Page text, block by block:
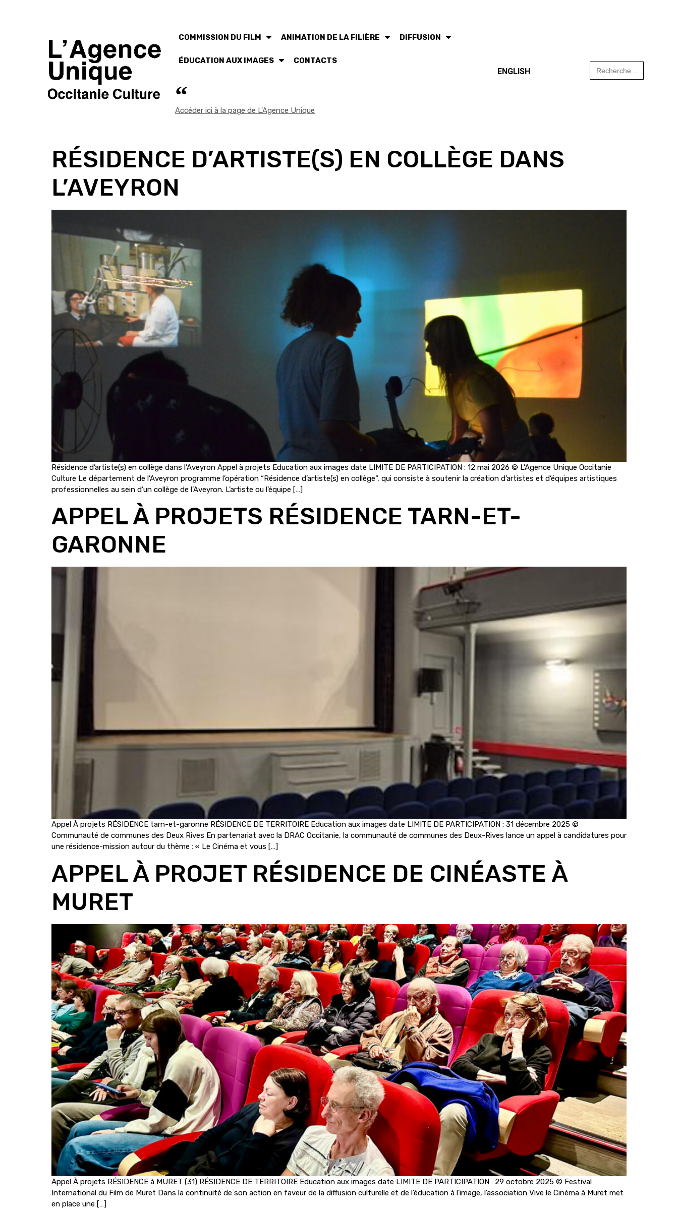
COMMISSION DU FILM ANIMATION DE LA FILIÈRE DIFFUSION
ÉDUCATION AUX IMAGES CONTACTS
Accéder ici à la page de L'Agence Unique
ENGLISH
Search
for:
RÉSIDENCE D’ARTISTE(S) EN COLLÈGE DANS
L’AVEYRON
Résidence d’artiste(s) en collège dans l’Aveyron Appel à projets Education aux images date LIMITE DE PARTICIPATION : 12 mai 2026 © L’Agence Unique Occitanie
Culture Le département de l’Aveyron programme l’opération “Résidence d’artiste(s) en collège“, qui consiste à soutenir la création d’artistes et d’équipes artistiques
professionnelles au sein d’un collège de l’Aveyron. L’artiste ou l’équipe […]
APPEL À PROJETS RÉSIDENCE TARN-ET-
GARONNE
Appel À projets RÉSIDENCE tarn-et-garonne RÉSIDENCE DE TERRITOIRE Education aux images date LIMITE DE PARTICIPATION : 31 décembre 2025 ©
Communauté de communes des Deux Rives En partenariat avec la DRAC Occitanie, la communauté de communes des Deux-Rives lance un appel à candidatures pour
une résidence-mission autour du thème : « Le Cinéma et vous […]
APPEL À PROJET RÉSIDENCE DE CINÉASTE À
MURET
Appel À projets RÉSIDENCE à MURET (31) RÉSIDENCE DE TERRITOIRE Education aux images date LIMITE DE PARTICIPATION : 29 octobre 2025 © Festival
International du Film de Muret Dans la continuité de son action en faveur de la diffusion culturelle et de l’éducation à l’image, l’association Vive le Cinéma à Muret met
en place une […]